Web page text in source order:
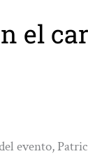
el
evento,